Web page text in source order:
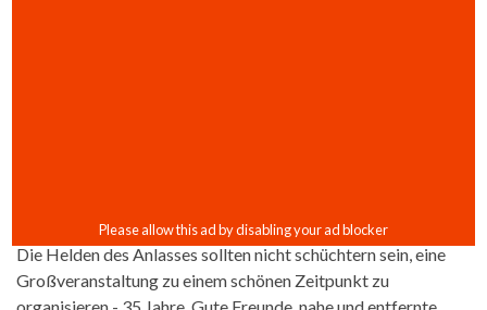
Die Helden des Anlasses sollten nicht schüchtern sein, eine
Großveranstaltung zu einem schönen Zeitpunkt zu
organisieren - 35 Jahre. Gute Freunde, nahe und entfernte